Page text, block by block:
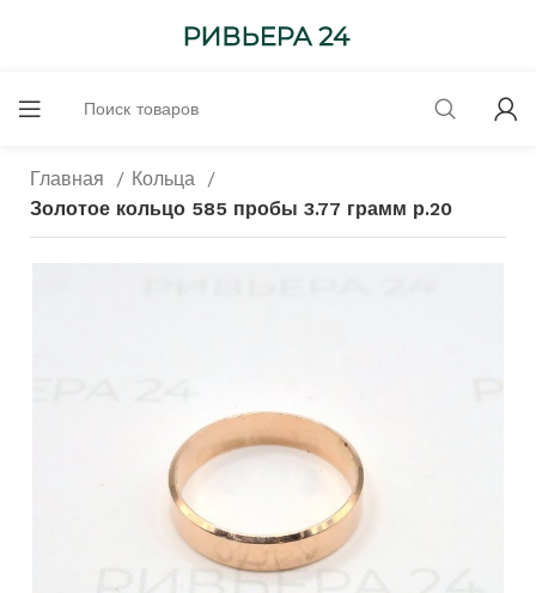
Главная
Кольца
Золотое кольцо 585 пробы 3.77 грамм р.20